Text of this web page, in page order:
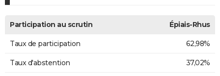
Participation au scrutin Épiais-Rhus
Taux de participation 62,98%
Taux d'abstention 37,02%